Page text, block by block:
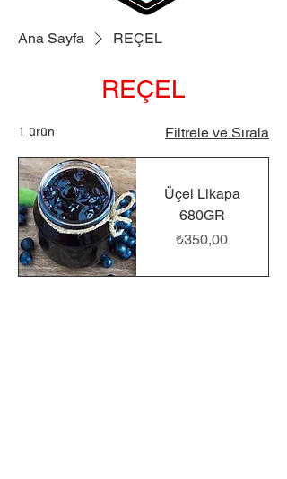
Ana Sayfa REÇEL
REÇEL
1 ürün Filtrele ve Sırala
Üçel Likapa
680GR
Fiyat
₺350,00